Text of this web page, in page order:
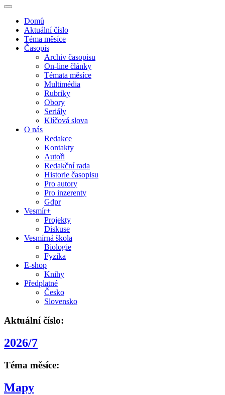
Domů
Aktuální číslo
Téma měsíce
Časopis
Archiv časopisu
On-line články
Témata měsíce
Multimédia
Rubriky
Obory
Seriály
Klíčová slova
O nás
Redakce
Kontakty
Autoři
Redakční rada
Historie časopisu
Pro autory
Pro inzerenty
Gdpr
Vesmír+
Projekty
Diskuse
Vesmírná škola
Biologie
Fyzika
E-shop
Knihy
Předplatné
Česko
Slovensko
Aktuální číslo:
2026/7
Téma měsíce:
Mapy